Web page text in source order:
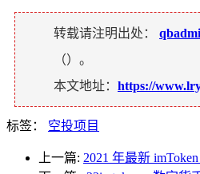
转载请注明出处：
（）。
本文地址： https://
标签： 空投项目
上一篇: 2021 年最新